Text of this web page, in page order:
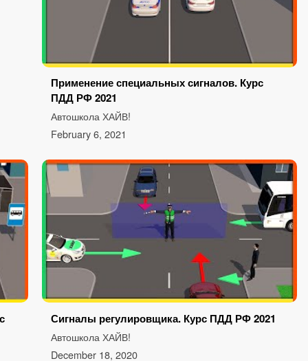
Применение специальных сигналов. Курс
ПДД РФ 2021
Автошкола ХАЙВ!
February 6, 2021
Сигналы регулировщика. Курс ПДД РФ 2021
Автошкола ХАЙВ!
December 18, 2020